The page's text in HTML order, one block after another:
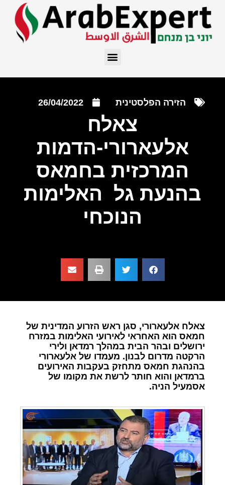
הזירה הפלסטינית 26/04/2022
צאלח
אלעארורי-הדמות
המרכזית בחמאס
בהנעת גל האלימות
הנוכחי
צאלח אלעארורי, סגן ראש הזרוע המדינית של
חמאס הוא האחראי לאירועי האלימות במזרח
ירושלים ובהר הבית במהלך רמדאן ולירי
הרקטה מדרום לבנון. מעמדו של אלעארורי
בהנהגת חמאס מתחזק בעקבות האירועים
ברמדאן והוא חותר לרשת את מקומו של
אסמעיל הניה.